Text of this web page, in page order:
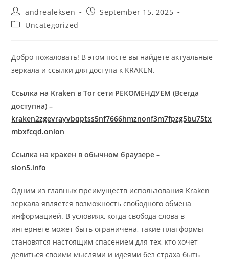
andrealeksen
September 15, 2025
Uncategorized
Добро пожаловать! В этом посте вы найдёте актуальные
зеркала и ссылки для доступа к KRAKEN.
Ссылка на Kraken в Tor сети РЕКОМЕНДУЕМ (Всегда
доступна) –
kraken2zgevrayvbqptss5nf7666hmznonf3m7fpzg5bu75tx
mbxfcqd.onion
Ссылка на кракен в обычном браузере –
slon5.info
Одним из главных преимуществ использования Kraken
зеркала является возможность свободного обмена
информацией. В условиях, когда свобода слова в
интернете может быть ограничена, такие платформы
становятся настоящим спасением для тех, кто хочет
делиться своими мыслями и идеями без страха быть